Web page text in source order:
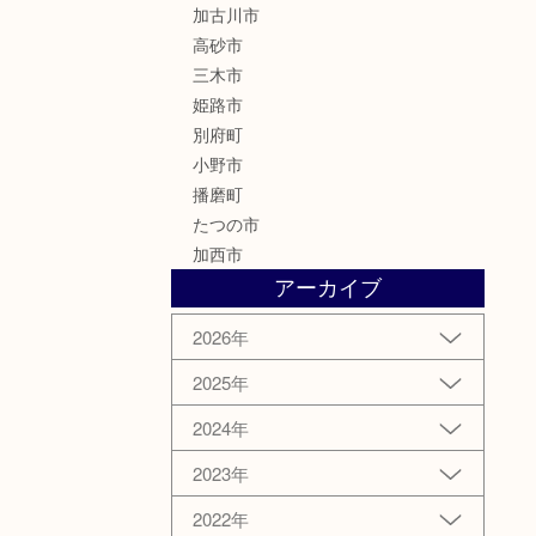
加古川市
高砂市
三木市
姫路市
別府町
小野市
播磨町
たつの市
加西市
アーカイブ
2026年
2025年
2024年
2023年
2022年